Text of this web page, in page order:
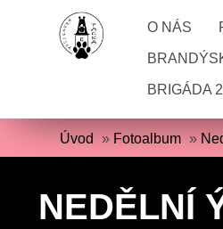
O NÁS
BRIGÁDA
Úvod » Fotoalbum »
NEDĚLNÍ